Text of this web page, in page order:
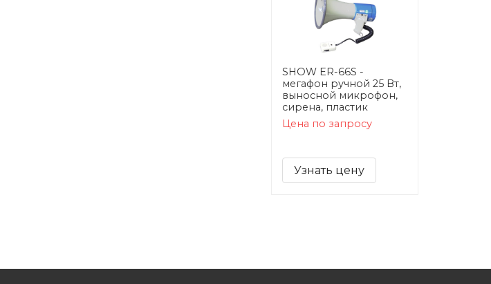
SHOW ER-66S -
мегафон ручной 25 Вт,
выносной микрофон,
сирена, пластик
Цена по запросу
Узнать цену